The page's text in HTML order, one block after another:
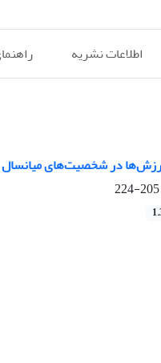
اطلاعات نشریه
در شخصیت‌های
205-224